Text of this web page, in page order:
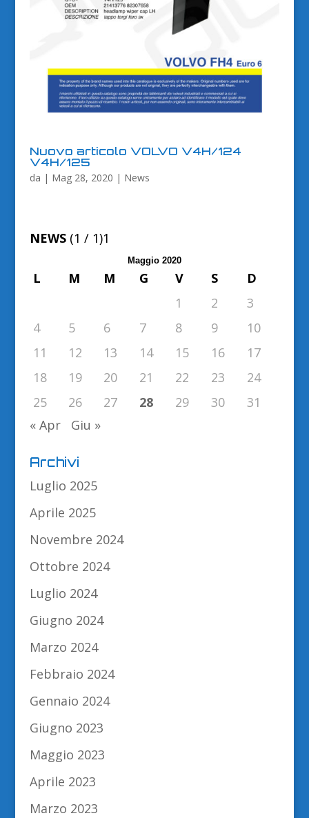
Nuovo articolo VOLVO V4H/124
V4H/125
da | Mag 28, 2020 | News
NEWS(1 / 1)1
Maggio 2020
L M M G V S
D
1
2
3
4
5 6 7 8 9
10
11
12 13 14 15 16
17
18
19 20 21 22 23
24
25
26 27 28 29 30
31
« Apr
Giu »
Archivi
Luglio 2025
Aprile 2025
Novembre 2024
Ottobre 2024
Luglio 2024
Giugno 2024
Marzo 2024
Febbraio 2024
Gennaio 2024
Giugno 2023
Maggio 2023
Aprile 2023
Marzo 2023